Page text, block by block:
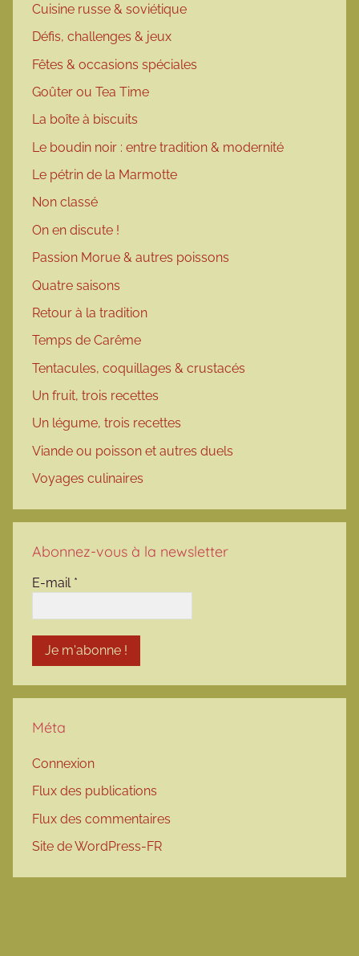
Cuisine russe & soviétique
Défis, challenges & jeux
Fêtes & occasions spéciales
Goûter ou Tea Time
La boîte à biscuits
Le boudin noir : entre tradition & modernité
Le pétrin de la Marmotte
Non classé
On en discute !
Passion Morue & autres poissons
Quatre saisons
Retour à la tradition
Temps de Carême
Tentacules, coquillages & crustacés
Un fruit, trois recettes
Un légume, trois recettes
Viande ou poisson et autres duels
Voyages culinaires
Abonnez-vous à la newsletter
E-mail *
Méta
Connexion
Flux des publications
Flux des commentaires
Site de WordPress-FR